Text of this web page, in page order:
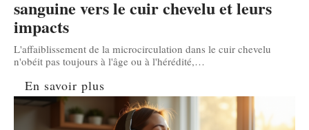
sanguine vers le cuir chevelu et leurs
impacts
L'affaiblissement de la microcirculation dans le cuir chevelu
n'obéit pas toujours à l'âge ou à l'hérédité,…
En savoir plus